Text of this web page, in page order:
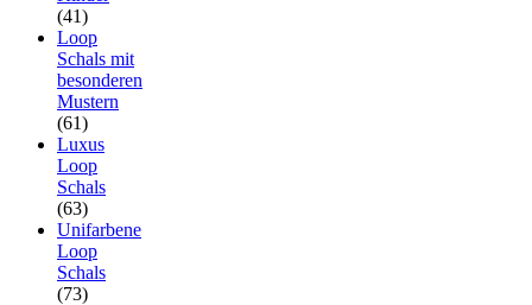
(41)
Loop
Schals mit
besonderen
Mustern
(61)
Luxus
Loop
Schals
(63)
Unifarbene
Loop
Schals
(73)